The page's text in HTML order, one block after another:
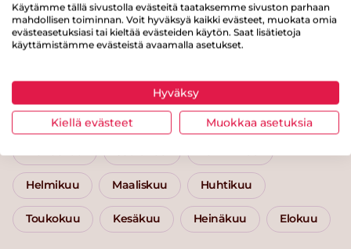
Pääruoat Uuniruoat Liha Makkara
Peruna Helppo arki
Kiireettömään kokkaukseen Maailman makuja
Perunoita pöytään Syyskuu Lokakuu
Helmikuu Maaliskuu Huhtikuu
Toukokuu Kesäkuu Heinäkuu Elokuu
Käytämme tällä sivustolla evästeitä taataksemme sivuston parhaan
mahdollisen toiminnan. Voit hyväksyä kaikki evästeet, muokata omia
evästeasetuksiasi tai kieltää evästeiden käytön. Saat lisätietoja
käyttämistämme evästeistä avaamalla asetukset.
Hyväksy
Kiellä evästeet Muokkaa asetuksia